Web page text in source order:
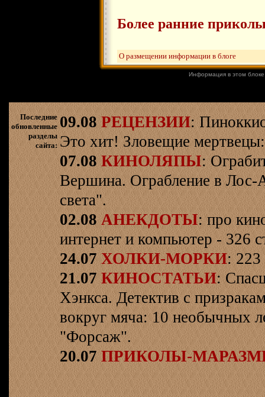
Более ранние
О размещении информации в блоге
Информация в этом
Последние
обновленные
разделы
сайта:
09.08 РЕЦЕНЗИИ:
Это хит! Зловещие
07.08 КИНОЛЯПЫ:
Вершина. Ограбление в Лос-
света".
02.08 АНЕКДОТЫ: про
интернет и компьютер - 326
24.07 ХОЛКИ-МОРКИ: 223
21.07 КИНОСТАТЬИ:
Хэнкса. Детектив с
вокруг мяча: 10 необычных
"Форсаж".
20.07 ПРИКОЛЫ-